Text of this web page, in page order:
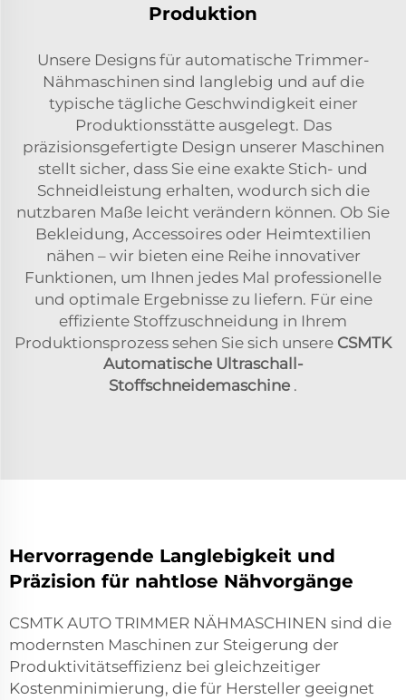
Produktion
Unsere Designs für automatische Trimmer-
Nähmaschinen sind langlebig und auf die
typische tägliche Geschwindigkeit einer
Produktionsstätte ausgelegt. Das
präzisionsgefertigte Design unserer Maschinen
stellt sicher, dass Sie eine exakte Stich- und
Schneidleistung erhalten, wodurch sich die
nutzbaren Maße leicht verändern können. Ob Sie
Bekleidung, Accessoires oder Heimtextilien
nähen – wir bieten eine Reihe innovativer
Funktionen, um Ihnen jedes Mal professionelle
und optimale Ergebnisse zu liefern. Für eine
effiziente Stoffzuschneidung in Ihrem
Produktionsprozess sehen Sie sich unsere CSMTK
Automatische Ultraschall-
Stoffschneidemaschine .
Hervorragende Langlebigkeit und
Präzision für nahtlose Nähvorgänge
CSMTK AUTO TRIMMER NÄHMASCHINEN sind die
modernsten Maschinen zur Steigerung der
Produktivitätseffizienz bei gleichzeitiger
Kostenminimierung, die für Hersteller geeignet